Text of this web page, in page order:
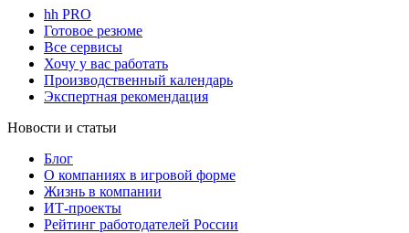
hh PRO
Готовое резюме
Все сервисы
Хочу у вас работать
Производственный календарь
Экспертная рекомендация
Новости и статьи
Блог
О компаниях в игровой форме
Жизнь в компании
ИТ-проекты
Рейтинг работодателей России